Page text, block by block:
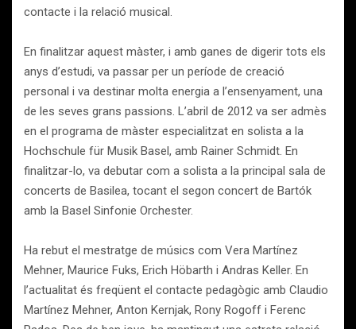
contacte i la relació musical.
En finalitzar aquest màster, i amb ganes de digerir tots els
anys d’estudi, va passar per un període de creació
personal i va destinar molta energia a l’ensenyament, una
de les seves grans passions. L’abril de 2012 va ser admès
en el programa de màster especialitzat en solista a la
Hochschule für Musik Basel, amb Rainer Schmidt. En
finalitzar-lo, va debutar com a solista a la principal sala de
concerts de Basilea, tocant el segon concert de Bartók
amb la Basel Sinfonie Orchester.
Ha rebut el mestratge de músics com Vera Martínez
Mehner, Maurice Fuks, Erich Höbarth i Andras Keller. En
l’actualitat és freqüent el contacte pedagògic amb Claudio
Martínez Mehner, Anton Kernjak, Rony Rogoff i Ferenc